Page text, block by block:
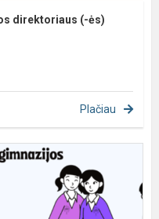
direktoriaus (-ės)
Plačiau